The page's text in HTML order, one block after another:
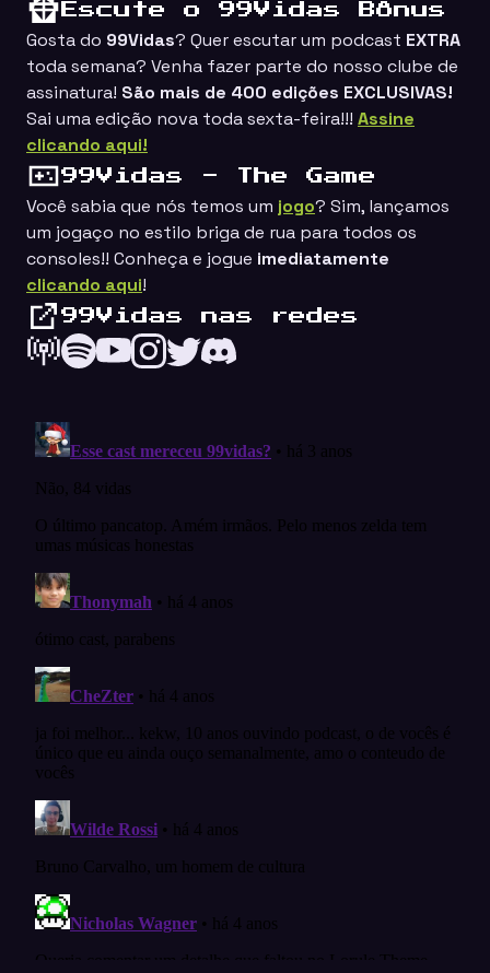
Escute o 99Vidas Bônus
Gosta do 99Vidas? Quer escutar um podcast EXTRA
toda semana? Venha fazer parte do nosso clube de
assinatura! São mais de 400 edições EXCLUSIVAS!
Sai uma edição nova toda sexta-feira!!! Assine
clicando aqui!
99Vidas - The Game
Você sabia que nós temos um jogo? Sim, lançamos
um jogaço no estilo briga de rua para todos os
consoles!! Conheça e jogue imediatamente
clicando aqui!
99Vidas nas redes